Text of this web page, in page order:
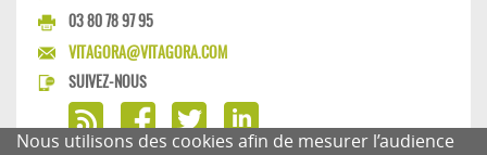
03 80 78 97 95
VITAGORA@VITAGORA.COM
SUIVEZ-NOUS
Nous utilisons des cookies afin de mesurer l’audience